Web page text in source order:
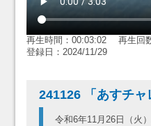
再生時間：00:03:02 再生回
登録日：2024/11/29
241126 「あすチ
令和6年11月26日（火